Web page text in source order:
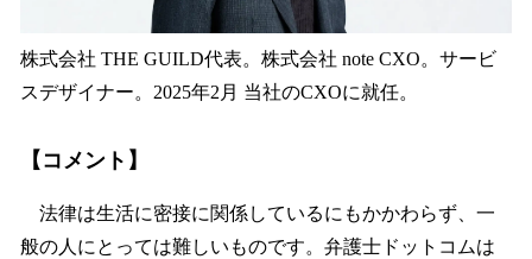
株式会社 THE GUILD代表。株式会社 note CXO。サービ
スデザイナー。2025年2月 当社のCXOに就任。
【コメント】
法律は生活に密接に関係しているにもかかわらず、一
般の人にとっては難しいものです。弁護士ドットコムは